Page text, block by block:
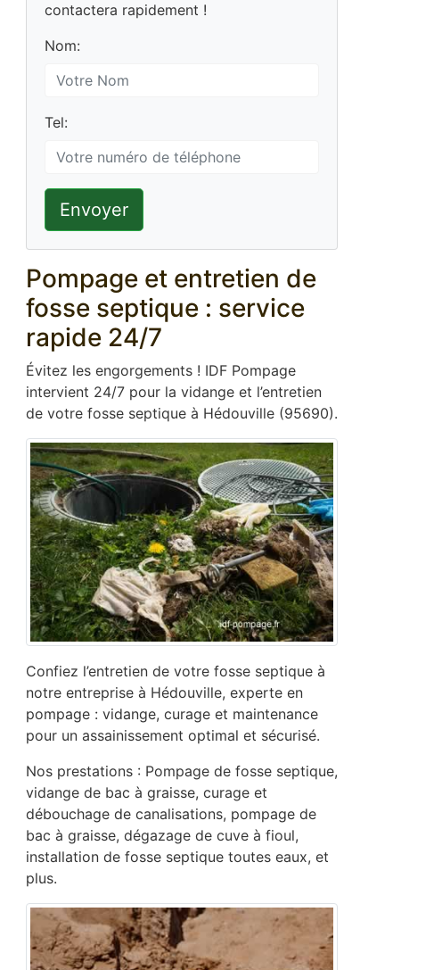
contactera rapidement !
Nom:
Tel:
Envoyer
Pompage et entretien de
fosse septique : service
rapide 24/7
Évitez les engorgements ! IDF Pompage
intervient 24/7 pour la vidange et l’entretien
de votre fosse septique à Hédouville (95690).
Confiez l’entretien de votre fosse septique à
notre entreprise à Hédouville, experte en
pompage : vidange, curage et maintenance
pour un assainissement optimal et sécurisé.
Nos prestations : Pompage de fosse septique,
vidange de bac à graisse, curage et
débouchage de canalisations, pompage de
bac à graisse, dégazage de cuve à fioul,
installation de fosse septique toutes eaux, et
plus.